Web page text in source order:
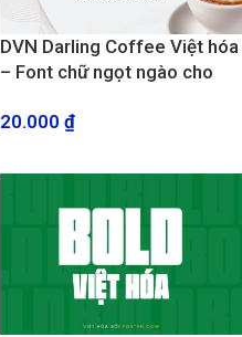
DVN Darling Coffee Việt hóa
– Font chữ ngọt ngào cho
trà sữa
20.000 ₫